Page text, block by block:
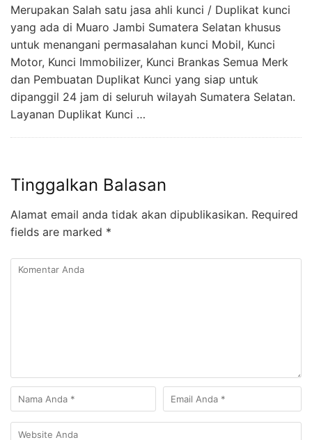
Merupakan Salah satu jasa ahli kunci / Duplikat kunci
yang ada di Muaro Jambi Sumatera Selatan khusus
untuk menangani permasalahan kunci Mobil, Kunci
Motor, Kunci Immobilizer, Kunci Brankas Semua Merk
dan Pembuatan Duplikat Kunci yang siap untuk
dipanggil 24 jam di seluruh wilayah Sumatera Selatan.
Layanan Duplikat Kunci …
Tinggalkan Balasan
Alamat email anda tidak akan dipublikasikan. Required
fields are marked *